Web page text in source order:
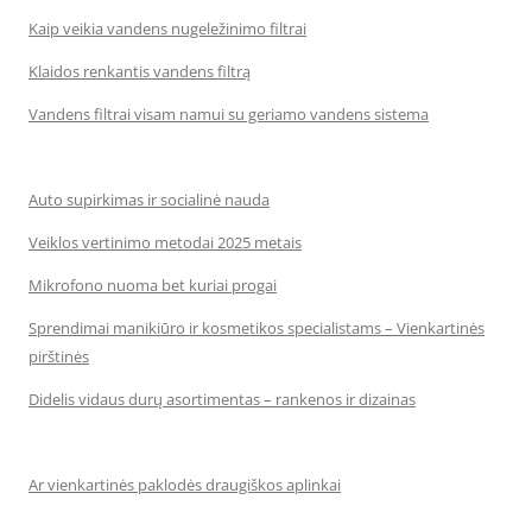
Kaip veikia vandens nugeležinimo filtrai
Klaidos renkantis vandens filtrą
Vandens filtrai visam namui su geriamo vandens sistema
Auto supirkimas ir socialinė nauda
Veiklos vertinimo metodai 2025 metais
Mikrofono nuoma bet kuriai progai
Sprendimai manikiūro ir kosmetikos specialistams – Vienkartinės
pirštinės
Didelis vidaus durų asortimentas – rankenos ir dizainas
Ar vienkartinės paklodės draugiškos aplinkai